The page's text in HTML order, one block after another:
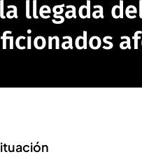
llegada